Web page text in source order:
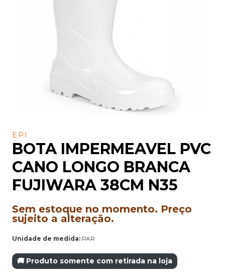
EPI
BOTA IMPERMEAVEL PVC
CANO LONGO BRANCA
FUJIWARA 38CM N35
Sem estoque no momento. Preço
sujeito a alteração.
Unidade de medida: PAR
🚚 Produto somente com retirada na loja